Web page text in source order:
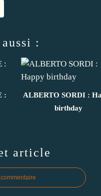
:
:
ALBERTO SORDI :
birthday
article